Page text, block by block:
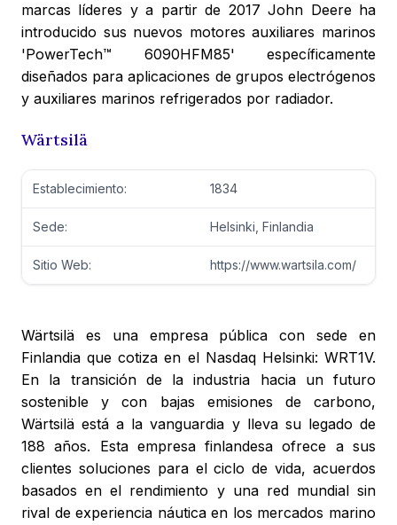
marcas líderes y a partir de 2017 John Deere ha
introducido sus nuevos motores auxiliares marinos
'PowerTech™ 6090HFM85' específicamente
diseñados para aplicaciones de grupos electrógenos
y auxiliares marinos refrigerados por radiador.
Wärtsilä
Establecimiento: 1834
Sede: Helsinki, Finlandia
Sitio Web: https://www.wartsila.com/
Wärtsilä es una empresa pública con sede en
Finlandia que cotiza en el Nasdaq Helsinki: WRT1V.
En la transición de la industria hacia un futuro
sostenible y con bajas emisiones de carbono,
Wärtsilä está a la vanguardia y lleva su legado de
188 años. Esta empresa finlandesa ofrece a sus
clientes soluciones para el ciclo de vida, acuerdos
basados en el rendimiento y una red mundial sin
rival de experiencia náutica en los mercados marino